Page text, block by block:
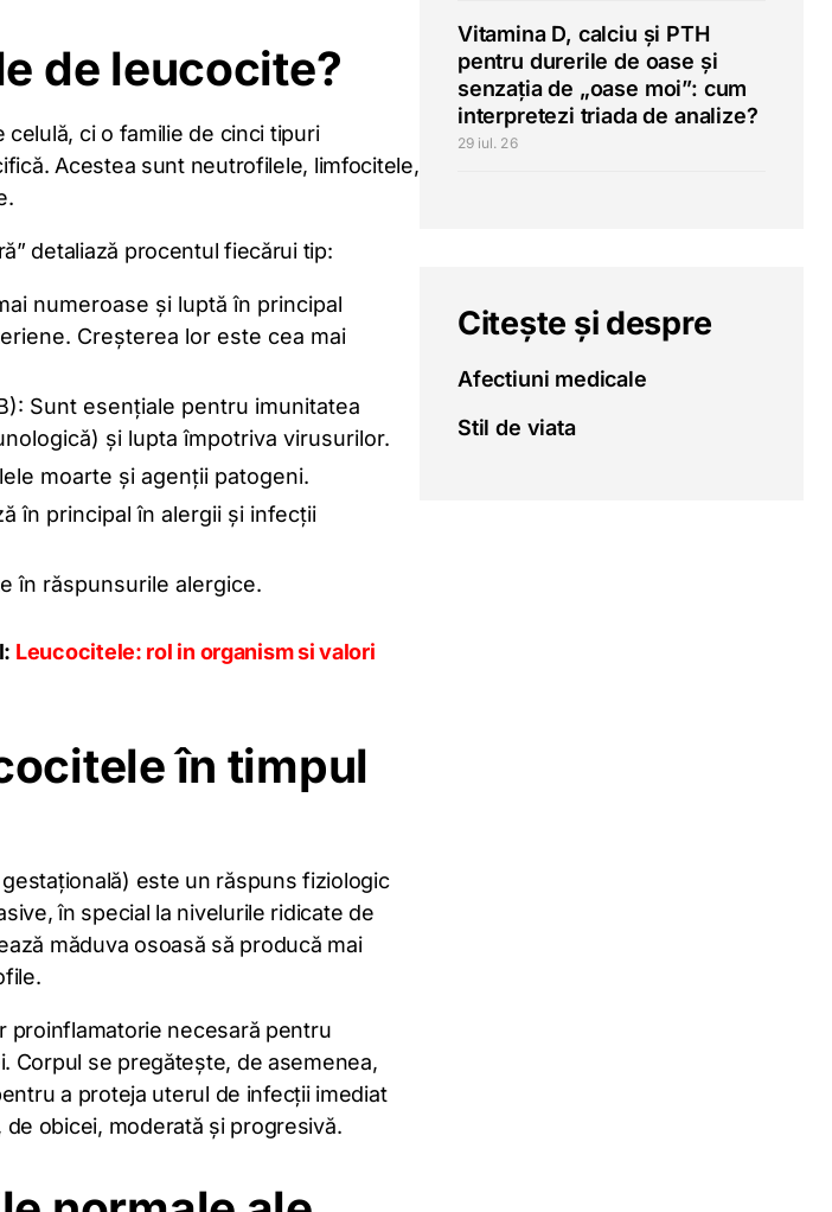
de leucocite?
ci o familie de cinci tipuri
Acestea sunt neutrofilele, limfocitele,
detaliază procentul fiecărui tip:
numeroase și luptă în principal
Creșterea lor este cea mai
Sunt esențiale pentru imunitatea
și lupta împotriva virusurilor.
moarte și agenții patogeni.
în principal în alergii și infecții
în răspunsurile alergice.
Leucocitele: rol in organism si valori
în timpul
este un răspuns fiziologic
în special la nivelurile ridicate de
măduva osoasă să producă mai
proinflamatorie necesară pentru
Corpul se pregătește, de asemenea,
a proteja uterul de infecții imediat
obicei, moderată și progresivă.
Vitamina D, calciu și PTH
pentru durerile de oase și
senzația de „oase moi”: cum
interpretezi triada de analize?
29 iul. 26
Citește și despre
Afectiuni medicale
Stil de viata